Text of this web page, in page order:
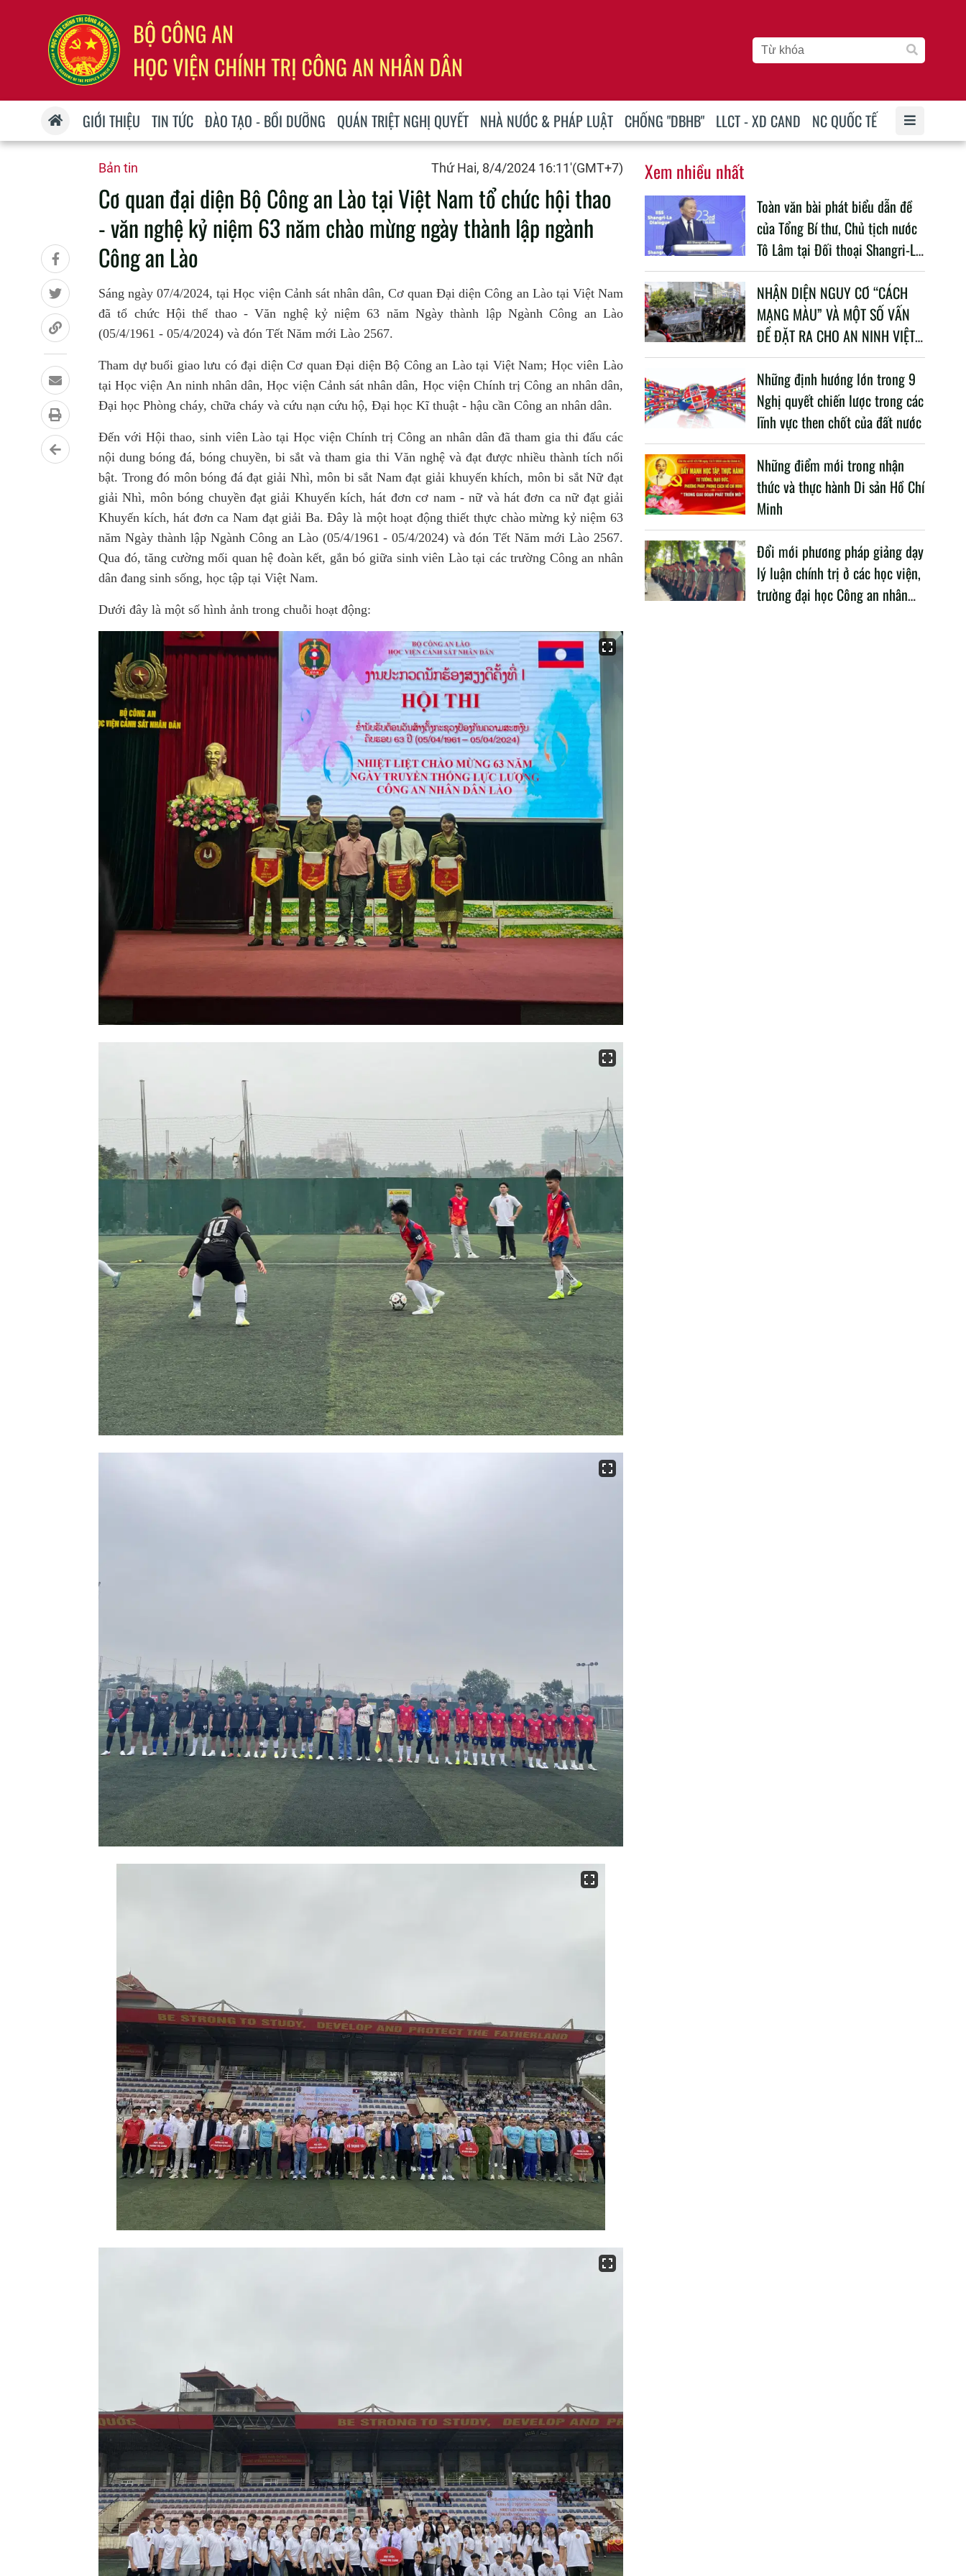
GIỚI THIỆU TIN TỨC ĐÀO TẠO - BỒI DƯỠNG QUÁN TRIỆT NGHỊ QUYẾT NHÀ NƯỚC & PHÁP LUẬT CHỐNG "DBHB" LLCT - XD CAND NC QUỐC TẾ
Bản tin Thứ Hai, 8/4/2024 16:11'(GMT+7)
Cơ quan đại diện Bộ Công an Lào tại Việt Nam tổ chức hội thao
- văn nghệ kỷ niệm 63 năm chào mừng ngày thành lập ngành
Công an Lào
Sáng ngày 07/4/2024, tại Học viện Cảnh sát nhân dân, Cơ quan Đại diện Công an Lào tại Việt Nam
đã tổ chức Hội thể thao - Văn nghệ kỷ niệm 63 năm Ngày thành lập Ngành Công an Lào
(05/4/1961 - 05/4/2024) và đón Tết Năm mới Lào 2567.
Tham dự buổi giao lưu có đại diện Cơ quan Đại diện Bộ Công an Lào tại Việt Nam; Học viên Lào
tại Học viện An ninh nhân dân, Học viện Cảnh sát nhân dân, Học viện Chính trị Công an nhân dân,
Đại học Phòng cháy, chữa cháy và cứu nạn cứu hộ, Đại học Kĩ thuật - hậu cần Công an nhân dân.
Đến với Hội thao, sinh viên Lào tại Học viện Chính trị Công an nhân dân đã tham gia thi đấu các
nội dung bóng đá, bóng chuyền, bi sắt và tham gia thi Văn nghệ và đạt được nhiều thành tích nổi
bật. Trong đó môn bóng đá đạt giải Nhì, môn bi sắt Nam đạt giải khuyến khích, môn bi sắt Nữ đạt
giải Nhì, môn bóng chuyền đạt giải Khuyến kích, hát đơn cơ nam - nữ và hát đơn ca nữ đạt giải
Khuyến kích, hát đơn ca Nam đạt giải Ba. Đây là một hoạt động thiết thực chào mừng kỷ niệm 63
năm Ngày thành lập Ngành Công an Lào (05/4/1961 - 05/4/2024) và đón Tết Năm mới Lào 2567.
Qua đó, tăng cường mối quan hệ đoàn kết, gắn bó giữa sinh viên Lào tại các trường Công an nhân
dân đang sinh sống, học tập tại Việt Nam.
Dưới đây là một số hình ảnh trong chuỗi hoạt động:
Xem nhiều nhất
Toàn văn bài phát biểu dẫn đề
của Tổng Bí thư, Chủ tịch nước
Tô Lâm tại Đối thoại Shangri-La
lần thứ 23
NHẬN DIỆN NGUY CƠ “CÁCH
MẠNG MÀU” VÀ MỘT SỐ VẤN
ĐỀ ĐẶT RA CHO AN NINH VIỆT
NAM TRONG BỐI CẢNH HIỆN
NAY
Những định hướng lớn trong 9
Nghị quyết chiến lược trong các
lĩnh vực then chốt của đất nước
Những điểm mới trong nhận
thức và thực hành Di sản Hồ Chí
Minh
Đổi mới phương pháp giảng dạy
lý luận chính trị ở các học viện,
trường đại học Công an nhân